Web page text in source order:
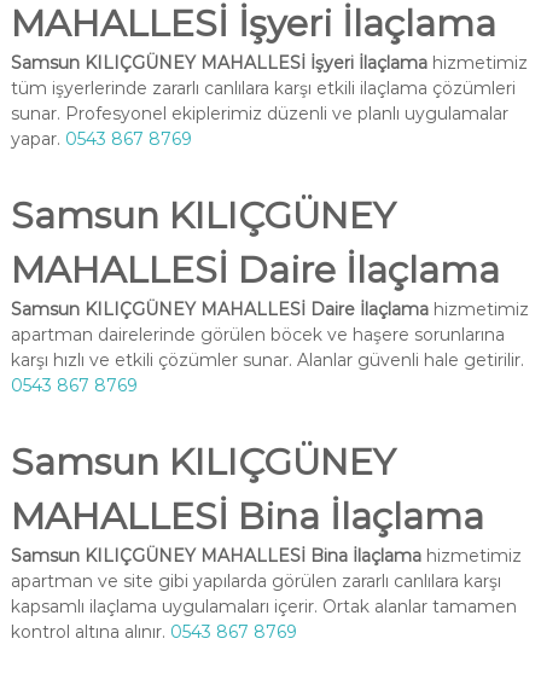
MAHALLESİ İşyeri İlaçlama
Samsun KILIÇGÜNEY MAHALLESİ İşyeri İlaçlamahizmetimiz
tüm işyerlerinde zararlı canlılara karşı etkili ilaçlama çözümleri
sunar. Profesyonel ekiplerimiz düzenli ve planlı uygulamalar
yapar. 0543 867 8769
Samsun KILIÇGÜNEY
MAHALLESİ Daire İlaçlama
Samsun KILIÇGÜNEY MAHALLESİ Daire İlaçlamahizmetimiz
apartman dairelerinde görülen böcek ve haşere sorunlarına
karşı hızlı ve etkili çözümler sunar. Alanlar güvenli hale getirilir.
0543 867 8769
Samsun KILIÇGÜNEY
MAHALLESİ Bina İlaçlama
Samsun KILIÇGÜNEY MAHALLESİ Bina İlaçlamahizmetimiz
apartman ve site gibi yapılarda görülen zararlı canlılara karşı
kapsamlı ilaçlama uygulamaları içerir. Ortak alanlar tamamen
kontrol altına alınır. 0543 867 8769